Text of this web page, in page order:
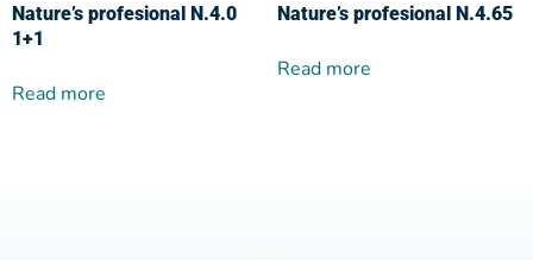
Nature’s profesional N.4.0
1+1
Read more
Nature’s profesional N.4.65
Read more